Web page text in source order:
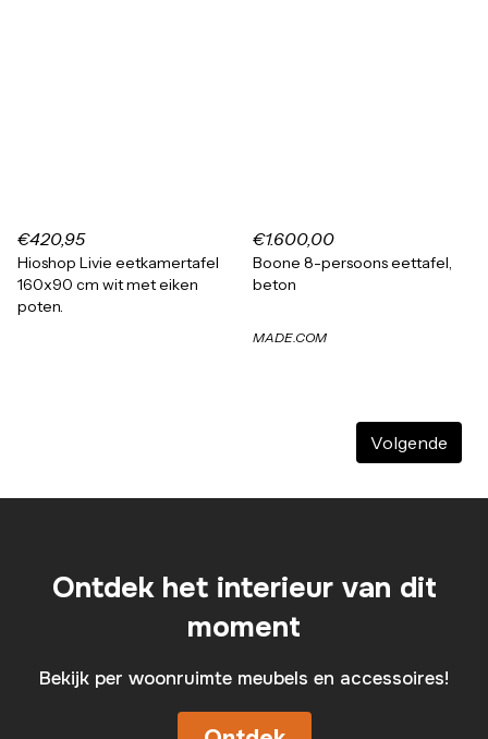
€420,95
Hioshop Livie eetkamertafel
160x90 cm wit met eiken
poten.
€1.600,00
Boone 8-persoons eettafel,
beton
MADE.COM
Volgende
Ontdek het interieur van dit
moment
Bekijk per woonruimte meubels en accessoires!